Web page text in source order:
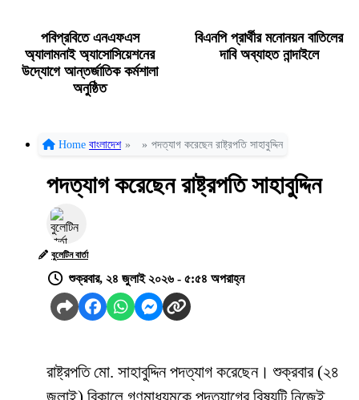
পবিপ্রবিতে এনএফএস
অ্যালামনাই অ্যাসোসিয়েশনের
উদ্যোগে আন্তর্জাতিক কর্মশালা
অনুষ্ঠিত
বিএনপি প্রার্থীর মনোনয়ন বাতিলের
দাবি অব্যাহত নান্দাইলে
Home বাংলাদেশ » » পদত্যাগ করেছেন রাষ্ট্রপতি সাহাবুদ্দিন
পদত্যাগ করেছেন রাষ্ট্রপতি সাহাবুদ্দিন
বুলেটিন বার্তা
শুক্রবার, ২৪ জুলাই ২০২৬ - ৫:৫৪ অপরাহ্ন
রাষ্ট্রপতি মো. সাহাবুদ্দিন পদত্যাগ করেছেন। শুক্রবার (২৪